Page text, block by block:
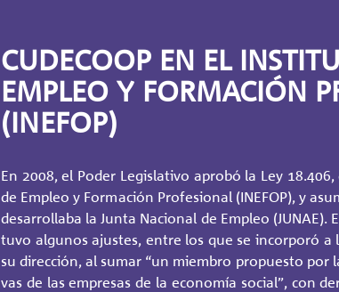
CUDECOOP EN EL
EMPLEO Y FORMACIÓN
(INEFOP)
En 2008, el Poder Le­gis­la­ti­vo apro­bó la Ley
de Em­pleo y For­ma­ción Pro­fe­sio­nal (INEFOP), y
desa­rro­lla­ba la Junta Na­cio­nal de Em­pleo
tuvo al­gu­nos ajus­tes, entre los que se in­cor­po­ró a
su di­rec­ción, al sumar “un miem­bro pro­pues­to
vas de las em­pre­sas de la eco­no­mía so­cial”, con